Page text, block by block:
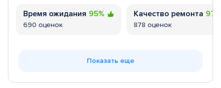
Время ожидания 95%
690 оценок
Качество ремонта
878 оценок
Показать еще